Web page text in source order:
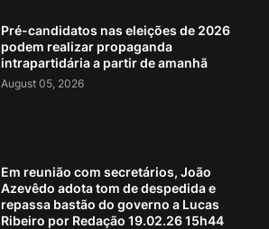
Pré-candidatos nas eleições de 2026
podem realizar propaganda
intrapartidária a partir de amanhã
August 05, 2026
Em reunião com secretários, João
Azevêdo adota tom de despedida e
repassa bastão do governo a Lucas
Ribeiro por Redação 19.02.26 15h44